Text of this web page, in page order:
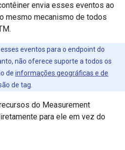
envia esses eventos ao
mesmo mecanismo de todos
eventos para o endpoint do
não oferece suporte a todos os
de informações geográficas e de
de tag.
do Measurement
para ele em vez do